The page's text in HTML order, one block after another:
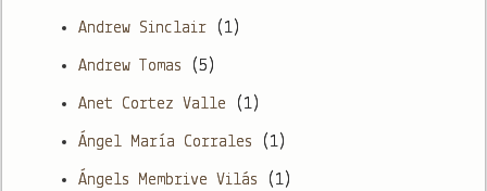
Andrew Sinclair (1)
Andrew Tomas (5)
Anet Cortez Valle (1)
Ángel María Corrales (1)
Ángels Membrive Vilás (1)